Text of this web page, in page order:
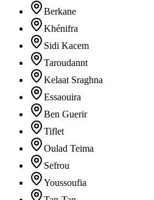
Berkane
Khénifra
Sidi Kacem
Taroudannt
Kelaat Sraghna
Essaouira
Ben Guerir
Tiflet
Oulad Teima
Sefrou
Youssoufia